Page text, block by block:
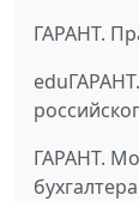
ГАРАНТ.
ГАРАНТ.